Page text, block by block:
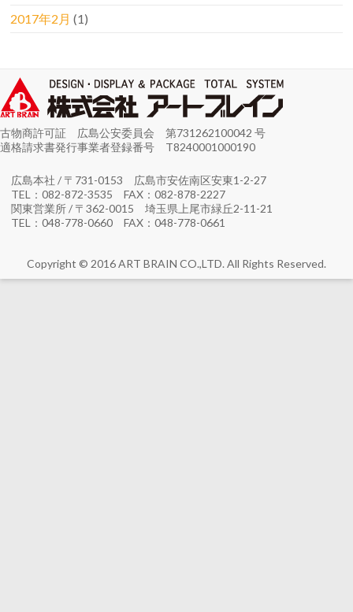
2017年2月 (1)
古物商許可証 広島公安委員会 第731262100042 号
適格請求書発行事業者登録番号 T8240001000190
広島本社 / 〒731-0153 広島市安佐南区安東1-2-27
TEL：082-872-3535 FAX：082-878-2227
関東営業所 / 〒362-0015 埼玉県上尾市緑丘2-11-21
TEL：048-778-0660 FAX：048-778-0661
Copyright © 2016 ART BRAIN CO.,LTD. All Rights Reserved.